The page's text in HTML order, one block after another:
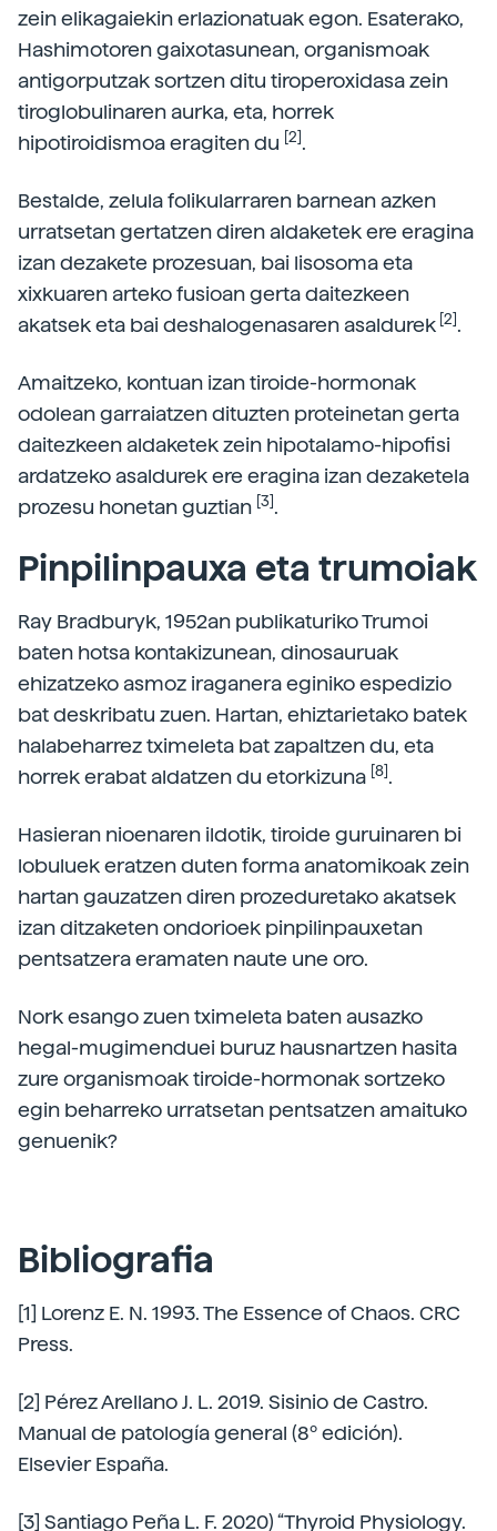
zein elikagaiekin erlazionatuak egon. Esaterako,
Hashimotoren gaixotasunean, organismoak
antigorputzak sortzen ditu tiroperoxidasa zein
tiroglobulinaren aurka, eta, horrek
hipotiroidismoa eragiten du [2].
Bestalde, zelula folikularraren barnean azken
urratsetan gertatzen diren aldaketek ere eragina
izan dezakete prozesuan, bai lisosoma eta
xixkuaren arteko fusioan gerta daitezkeen
akatsek eta bai deshalogenasaren asaldurek [2].
Amaitzeko, kontuan izan tiroide-hormonak
odolean garraiatzen dituzten proteinetan gerta
daitezkeen aldaketek zein hipotalamo-hipofisi
ardatzeko asaldurek ere eragina izan dezaketela
prozesu honetan guztian [3].
Pinpilinpauxa eta trumoiak
Ray Bradburyk, 1952an publikaturiko Trumoi
baten hotsa kontakizunean, dinosauruak
ehizatzeko asmoz iraganera eginiko espedizio
bat deskribatu zuen. Hartan, ehiztarietako batek
halabeharrez tximeleta bat zapaltzen du, eta
horrek erabat aldatzen du etorkizuna [8].
Hasieran nioenaren ildotik, tiroide guruinaren bi
lobuluek eratzen duten forma anatomikoak zein
hartan gauzatzen diren prozeduretako akatsek
izan ditzaketen ondorioek pinpilinpauxetan
pentsatzera eramaten naute une oro.
Nork esango zuen tximeleta baten ausazko
hegal-mugimenduei buruz hausnartzen hasita
zure organismoak tiroide-hormonak sortzeko
egin beharreko urratsetan pentsatzen amaituko
genuenik?
Bibliografia
[1] Lorenz E. N. 1993. The Essence of Chaos. CRC
Press.
[2] Pérez Arellano J. L. 2019. Sisinio de Castro.
Manual de patología general (8º edición).
Elsevier España.
[3] Santiago Peña L. F. 2020) “Thyroid Physiology.